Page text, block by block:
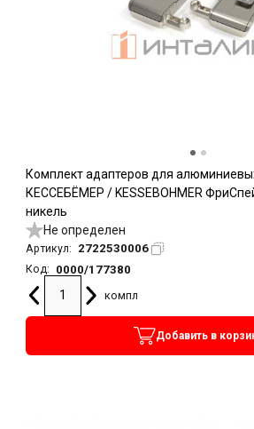
Комплект адаптеров для
КЕССЕБЁМЕР / KESSEBOHMER
никель
Не определен
Артикул: 2722530006
Код:
0000/177380
компл
Добавить в